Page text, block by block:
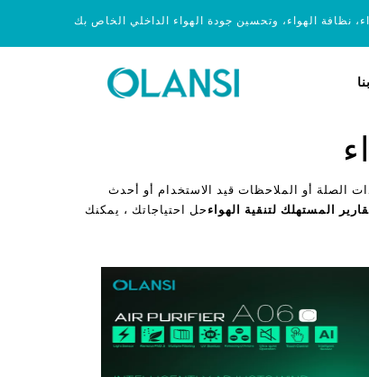
نظافة الهواء، وتحسين جودة الهواء الداخلي الخاص بك
الصلة أو الملاحظات قيد الاستخدام أو أحدث
المستهلك لتنقية الهواء حل احتياجاتك ، يمكنك